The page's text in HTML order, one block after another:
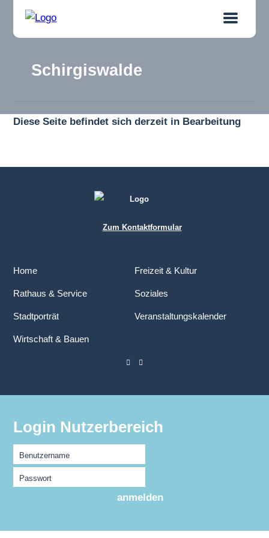
Schirgiswalde
Diese Seite befindet sich derzeit in Bearbeitung
Zum Kontaktformular
Home
Rathaus & Service
Stadtporträt
Wirtschaft & Bauen
Freizeit & Kultur
Soziales
Veranstaltungskalender
Login Nutzerbereich
Benutzername
Passwort
anmelden